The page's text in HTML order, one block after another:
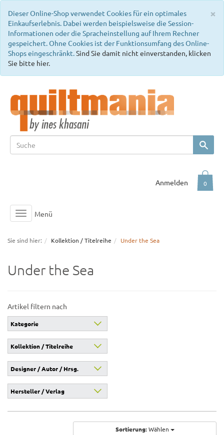
×
Dieser Online-Shop verwendet Cookies für ein optimales
Einkaufserlebnis. Dabei werden beispielsweise die Session-
Informationen oder die Spracheinstellung auf Ihrem Rechner
gespeichert. Ohne Cookies ist der Funktionsumfang des Online-
Shops eingeschränkt.Sind Sie damit nicht einverstanden, klicken
Sie bitte hier.
0
Anmelden
Toggle
navigation
Menü
Sie sind hier: Kollektion / Titelreihe Under the Sea
Under the Sea
Artikel filtern nach
Kategorie
Kollektion / Titelreihe
Designer / Autor / Hrsg.
Hersteller / Verlag
Sortierung: Wählen